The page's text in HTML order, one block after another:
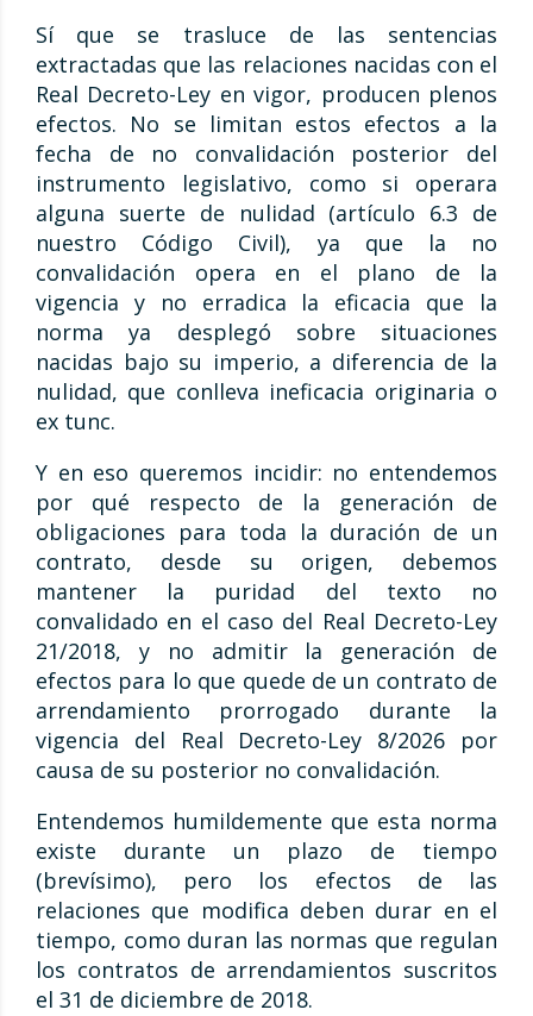
Sí que se trasluce de las sentencias
extractadas que las relaciones nacidas con el
Real Decreto-Ley en vigor, producen plenos
efectos. No se limitan estos efectos a la
fecha de no convalidación posterior del
instrumento legislativo, como si operara
alguna suerte de nulidad (artículo 6.3 de
nuestro Código Civil), ya que la no
convalidación opera en el plano de la
vigencia y no erradica la eficacia que la
norma ya desplegó sobre situaciones
nacidas bajo su imperio, a diferencia de la
nulidad, que conlleva ineficacia originaria o
ex tunc.
Y en eso queremos incidir: no entendemos
por qué respecto de la generación de
obligaciones para toda la duración de un
contrato, desde su origen, debemos
mantener la puridad del texto no
convalidado en el caso del Real Decreto-Ley
21/2018, y no admitir la generación de
efectos para lo que quede de un contrato de
arrendamiento prorrogado durante la
vigencia del Real Decreto-Ley 8/2026 por
causa de su posterior no convalidación.
Entendemos humildemente que esta norma
existe durante un plazo de tiempo
(brevísimo), pero los efectos de las
relaciones que modifica deben durar en el
tiempo, como duran las normas que regulan
los contratos de arrendamientos suscritos
el 31 de diciembre de 2018.